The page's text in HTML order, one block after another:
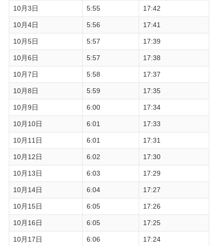
10月3日 5:55 17:42
10月4日 5:56 17:41
10月5日 5:57 17:39
10月6日 5:57 17:38
10月7日 5:58 17:37
10月8日 5:59 17:35
10月9日 6:00 17:34
10月10日 6:01 17:33
10月11日 6:01 17:31
10月12日 6:02 17:30
10月13日 6:03 17:29
10月14日 6:04 17:27
10月15日 6:05 17:26
10月16日 6:05 17:25
10月17日 6:06 17:24